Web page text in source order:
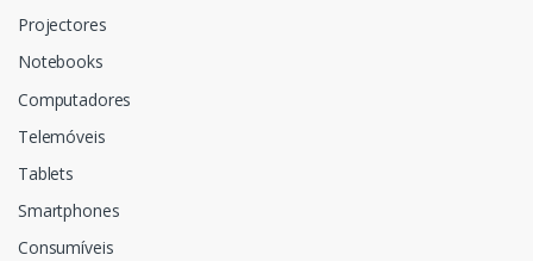
Projectores
Notebooks
Computadores
Telemóveis
Tablets
Smartphones
Consumíveis